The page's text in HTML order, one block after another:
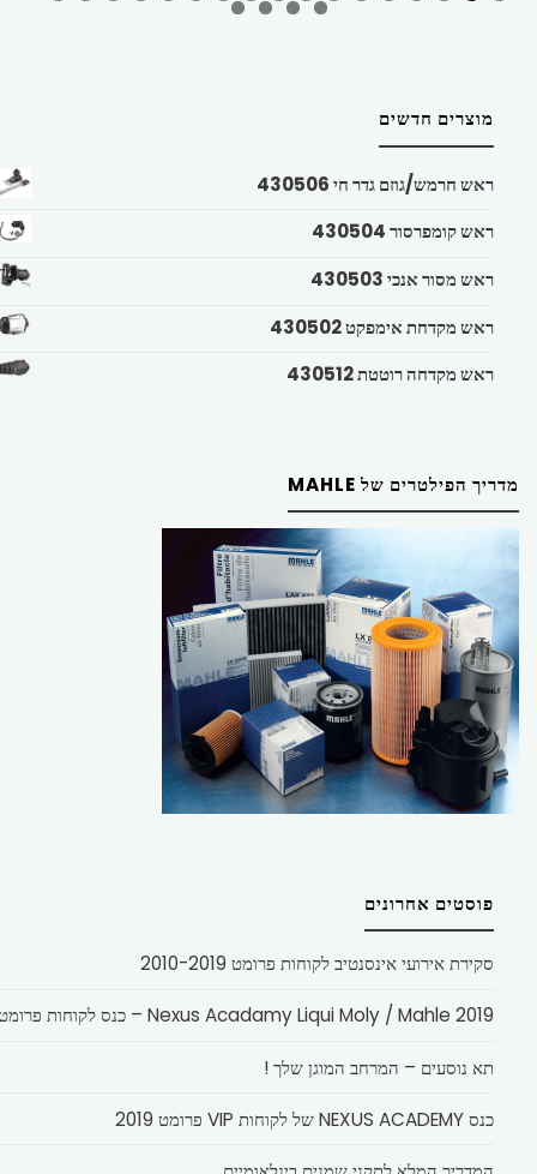
מוצרים חדשים
ראש חרמש/גוזם גדר חי 430506
ראש קומפרסור 430504
ראש מסור אנכי 430503
ראש מקדחת אימפקט 430502
ראש מקדחה רוטטת 430512
מדריך הפילטרים של MAHLE
פוסטים אחרונים
סקירת אירועי אינסנטיב לקוחות פרומט 2010-2019
Nexus Acadamy Liqui Moly / Mahle 2019 – כנס לקוחות פרומט
תא נוסעים – המרחב המוגן שלך !
כנס NEXUS ACADEMY של לקוחות VIP פרומט 2019